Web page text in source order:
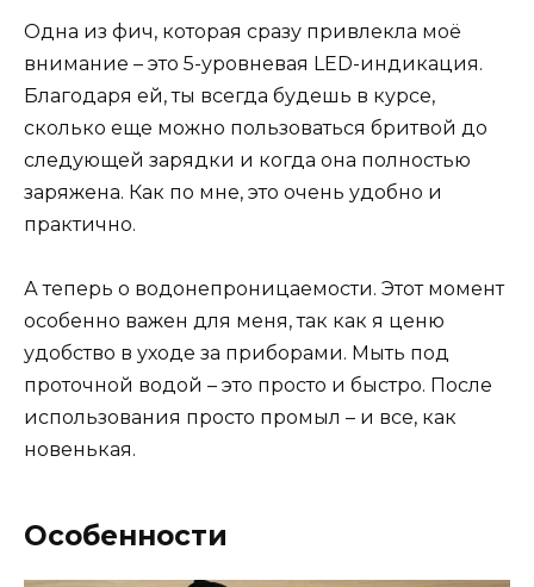
Одна из фич, которая сразу привлекла моё
внимание – это 5-уровневая LED-индикация.
Благодаря ей, ты всегда будешь в курсе,
сколько еще можно пользоваться бритвой до
следующей зарядки и когда она полностью
заряжена. Как по мне, это очень удобно и
практично.
А теперь о водонепроницаемости. Этот момент
особенно важен для меня, так как я ценю
удобство в уходе за приборами. Мыть под
проточной водой – это просто и быстро. После
использования просто промыл – и все, как
новенькая.
Особенности